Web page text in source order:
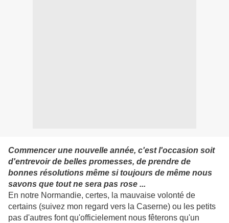
Commencer une nouvelle année, c'est l'occasion soit
d'entrevoir de belles promesses, de prendre de
bonnes résolutions même si toujours de même nous
savons que tout ne sera pas rose ...
En notre Normandie, certes, la mauvaise volonté de
certains (suivez mon regard vers la Caserne) ou les petits
pas d'autres font qu'officielement nous fêterons qu'un